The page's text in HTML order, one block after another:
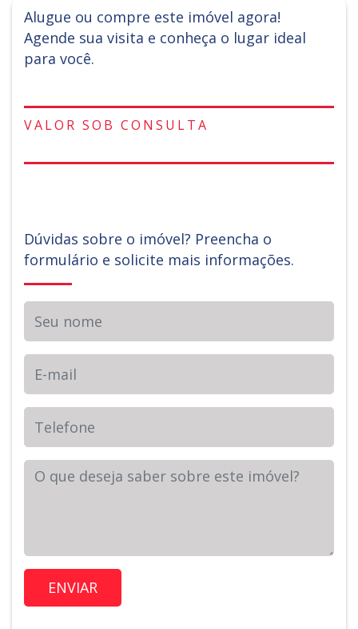
Alugue ou compre este imóvel agora!
Agende sua visita e conheça o lugar ideal
para você.
VALOR SOB CONSULTA
Dúvidas sobre o imóvel? Preencha o
formulário e solicite mais informações.
Telefone
Sua Mensagem